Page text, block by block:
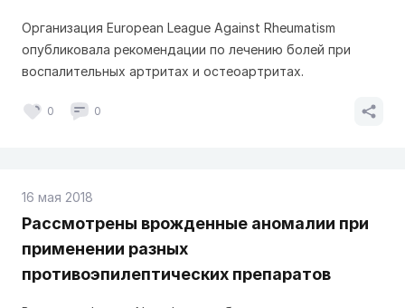
Организация European League Against Rheumatism
опубликовала рекомендации по лечению болей при
воспалительных артритах и остеоартритах.
0 0
16 мая 2018
Рассмотрены врожденные аномалии при
применении разных
противоэпилептических препаратов